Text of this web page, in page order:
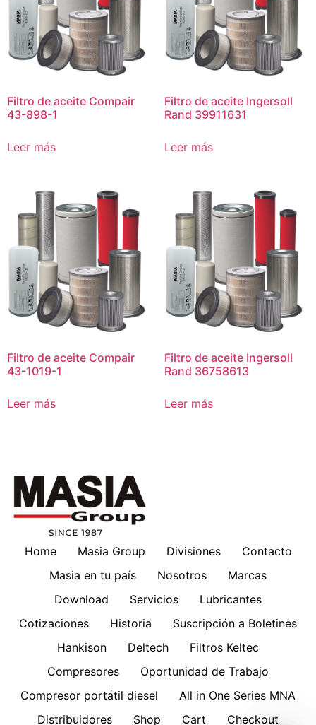
Filtro de aceite Compair
43-898-1
Leer más
Filtro de aceite Ingersoll
Rand 39911631
Leer más
Filtro de aceite Compair
43-1019-1
Leer más
Filtro de aceite Ingersoll
Rand 36758613
Leer más
Home Masia Group Divisiones
Contacto
Masia en tu país
Nosotros
Marcas
Download
Servicios
Lubricantes
Cotizaciones
Historia
Suscripción a Boletines
Hankison
Deltech
Filtros Keltec
Compresores
Oportunidad de Trabajo
Compresor portátil diesel
All in One Series MNA
Distribuidores
Shop Cart Checkout